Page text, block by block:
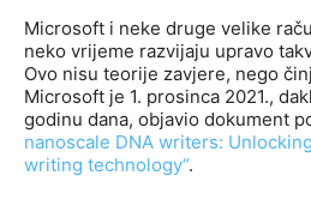
Microsoft i neke druge velike
neko vrijeme razvijaju upravo
Ovo nisu teorije zavjere, nego
Microsoft je 1. prosinca 2021.,
godinu dana, objavio dokument
nanoscale DNA writers:
writing technology“.